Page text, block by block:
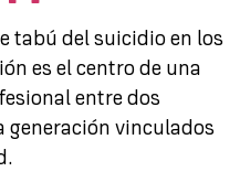
tabú del suicidio en los
es el centro de una
entre dos
vinculados